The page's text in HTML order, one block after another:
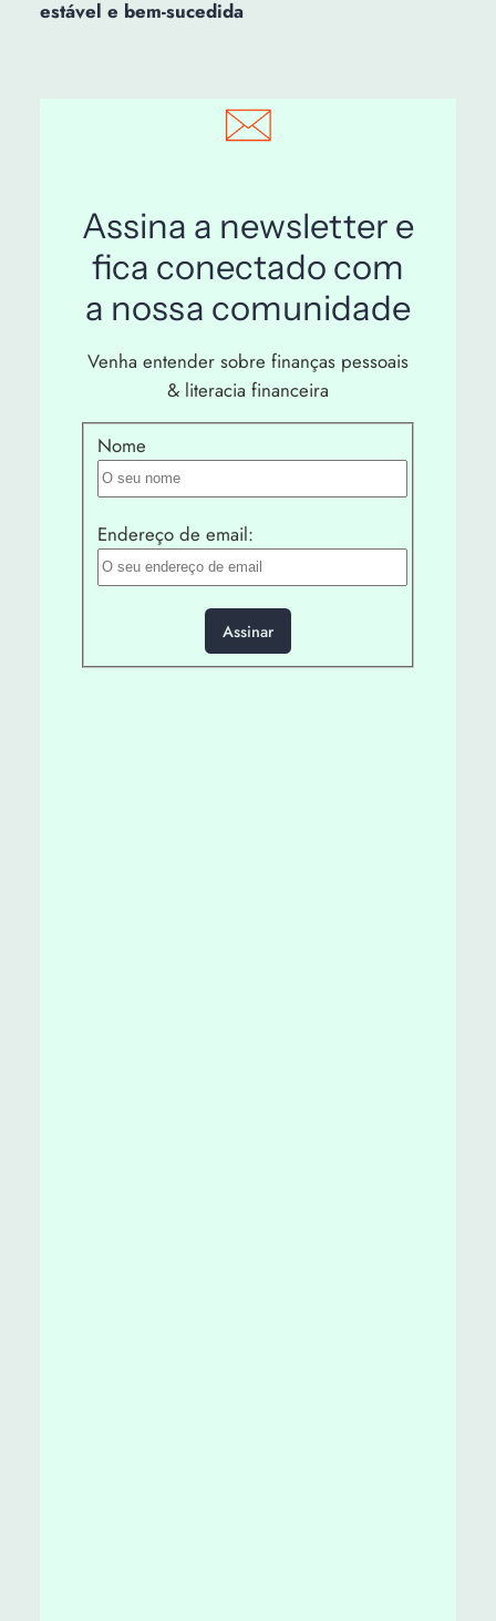
estável e bem-sucedida
Assina a newsletter e
fica conectado com
a nossa comunidade
Venha entender sobre finanças pessoais
& literacia financeira
Nome
Endereço de email: